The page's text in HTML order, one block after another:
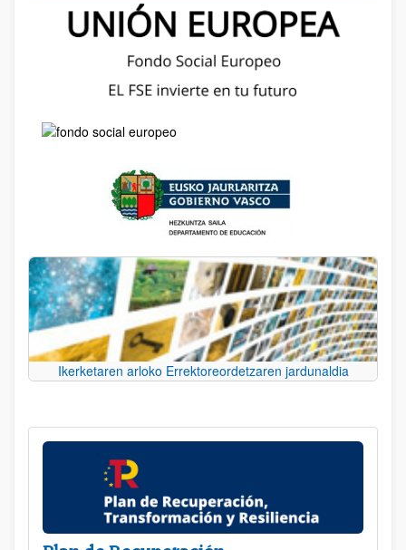
Ikerketaren arloko Errektoreordetzaren jardunaldia